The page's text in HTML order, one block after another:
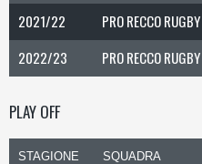
2021/22 PRO RECCO RUGBY
2022/23 PRO RECCO RUGBY
PLAY OFF
STAGIONE SQUADRA